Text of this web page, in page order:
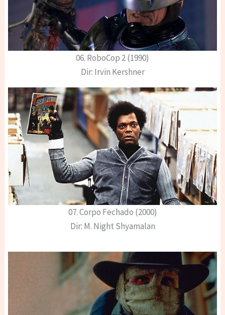
06. RoboCop 2 (1990)
Dir: Irvin Kershner
07. Corpo Fechado (2000)
Dir: M. Night Shyamalan